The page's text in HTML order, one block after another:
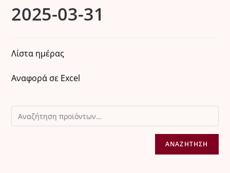
2025-03-31
Λίστα ημέρας
Αναφορά σε Excel
ΑΝΑΖΉΤΗΣΗ